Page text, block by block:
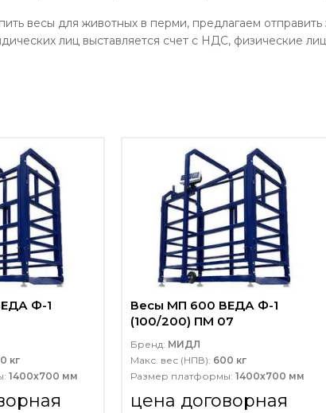
весы для животных в перми, предлагаем
лиц выставляется счет с НДС, физические
Ф-1
кг
1400х700 мм
Весы МП 600 ВЕДА Ф-1
(100/200) ПМ 07
Бренд: МИДЛ
Макс. вес (НПВ): 600 кг
Размер платформы: 1400х700 мм
цена договорная